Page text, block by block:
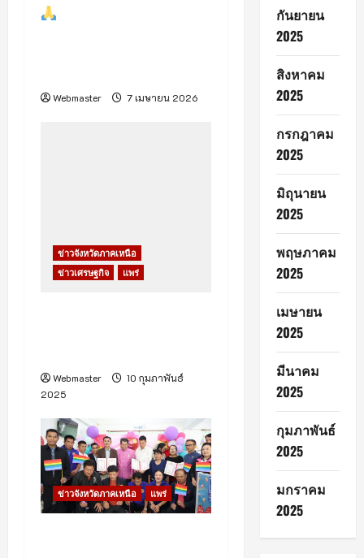
n
Webmaster 7 เมษายน 2026
ข่าวจังหวัดภาคเหนือ
ข่าวเศรษฐกิจ
แพร่
Webmaster
10 กุมภาพันธ์
2025
ข่าวจังหวัดภาคเหนือ แพร่
กันยายน
2025
สิงหาคม
2025
กรกฎาคม
2025
มิถุนายน
2025
พฤษภาคม
2025
เมษายน
2025
มีนาคม
2025
กุมภาพันธ์
2025
มกราคม
2025